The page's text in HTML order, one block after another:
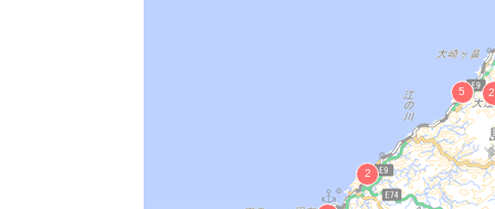
沖泊港（おきどまりこう）